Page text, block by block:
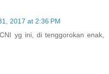
2017 at 2:36 PM
yg ini, di tenggorokan enak,